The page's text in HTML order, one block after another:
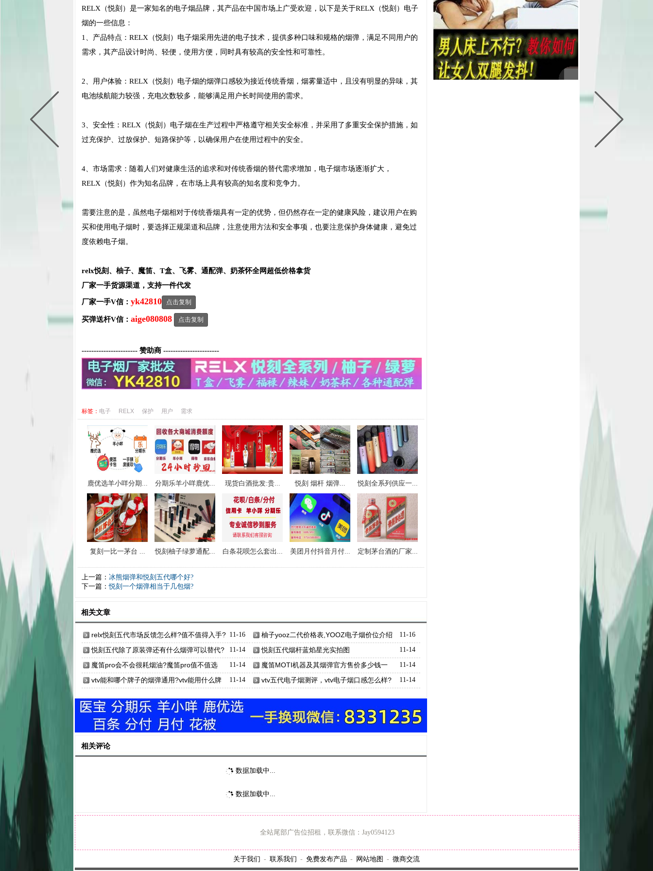
RELX（悦刻）是一家知名的电子烟品牌，其产品在中国市场上广受欢迎，以下是关于RELX（悦刻）电子
烟的一些信息：
1、产品特点：RELX（悦刻）电子烟采用先进的电子技术，提供多种口味和规格的烟弹，满足不同用户的
需求，其产品设计时尚、轻便，使用方便，同时具有较高的安全性和可靠性。
2、用户体验：RELX（悦刻）电子烟的烟弹口感较为接近传统香烟，烟雾量适中，且没有明显的异味，其
电池续航能力较强，充电次数较多，能够满足用户长时间使用的需求。
3、安全性：RELX（悦刻）电子烟在生产过程中严格遵守相关安全标准，并采用了多重安全保护措施，如
过充保护、过放保护、短路保护等，以确保用户在使用过程中的安全。
4、市场需求：随着人们对健康生活的追求和对传统香烟的替代需求增加，电子烟市场逐渐扩大，
RELX（悦刻）作为知名品牌，在市场上具有较高的知名度和竞争力。
需要注意的是，虽然电子烟相对于传统香烟具有一定的优势，但仍然存在一定的健康风险，建议用户在购
买和使用电子烟时，要选择正规渠道和品牌，注意使用方法和安全事项，也要注意保护身体健康，避免过
度依赖电子烟。
relx悦刻、柚子、魔笛、T盒、飞雾、通配弹、奶茶怀全网超低价格拿货
厂家一手货源渠道，支持一件代发
厂家一手V信： yk42810 点击复制
买弹送杆V信： aige080808 点击复制
----------------------- 赞助商 -----------------------
标签： 电子 RELX 保护 用户 需求
鹿优选羊小咩分期... 分期乐羊小咩鹿优... 现货白酒批发:贵... 悦刻 烟杆 烟弹... 悦刻全系列供应一...
复刻一比一茅台 ... 悦刻柚子绿萝通配... 白条花呗怎么套出... 美团月付抖音月付... 定制茅台酒的厂家...
上一篇： 冰熊烟弹和悦刻五代哪个好?
下一篇：悦刻一个烟弹相当于几包烟?
相关文章
11-16
relx悦刻五代市场反馈怎么样?值不值得入手? 11-16
柚子yooz二代价格表,YOOZ电子烟价位介绍
11-14
悦刻五代除了原装弹还有什么烟弹可以替代? 11-14
悦刻五代烟杆蓝焰星光实拍图
11-14
魔笛pro会不会很耗烟油?魔笛pro值不值选
购?
11-14
魔笛MOTI机器及其烟弹官方售价多少钱一
套?
11-14
vtv能和哪个牌子的烟弹通用?vtv能用什么牌 11-14
vtv五代电子烟测评，vtv电子烟口感怎么样?
相关评论
数据加载中...
数据加载中...
全站尾部广告位招租，联系微信：Jay0594123
关于我们 - 联系我们 - 免费发布产品 - 网站地图 - 微商交流